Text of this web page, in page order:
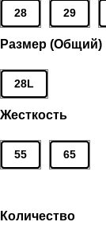
28 29
Размер (Общий)
28L
Жесткость
55 65
Количество